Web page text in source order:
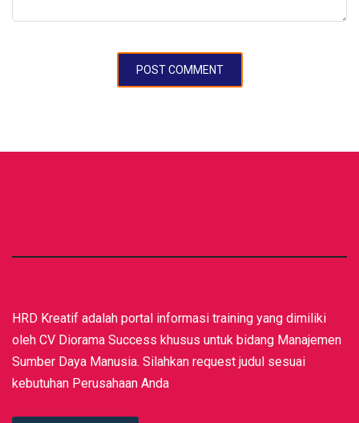
HRD Kreatif adalah portal informasi training yang dimiliki
oleh CV Diorama Success khusus untuk bidang Manajemen
Sumber Daya Manusia. Silahkan request judul sesuai
kebutuhan Perusahaan Anda